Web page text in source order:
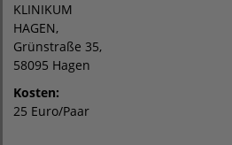
KLINIKUM
HAGEN,
Grünstraße 35,
58095 Hagen
Kosten:
25 Euro/Paar